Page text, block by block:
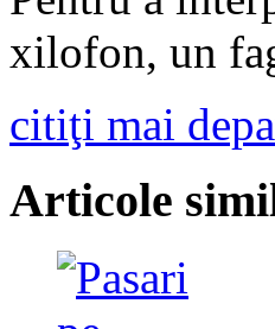
xilofon, un
citiţi mai
Articole